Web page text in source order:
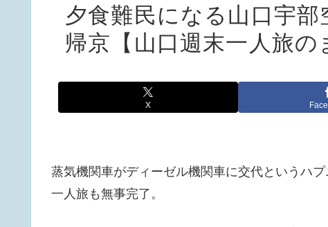
夕食難民になる山口宇
帰京【山口週末一人旅の
X
蒸気機関車がディーゼル機関車に交代というハ
一人旅も無事完了。